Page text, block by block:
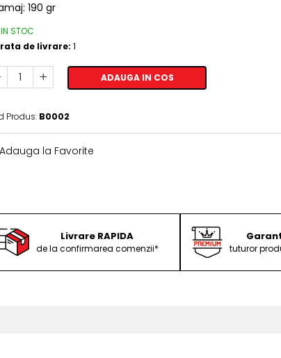
: 190 gr
IN STOC
de livrare: 1
ADAUGA IN COS
Produs: B0002
Adauga la Favorite
Livrare RAPIDA
de la confirmarea comenzii* tuturor